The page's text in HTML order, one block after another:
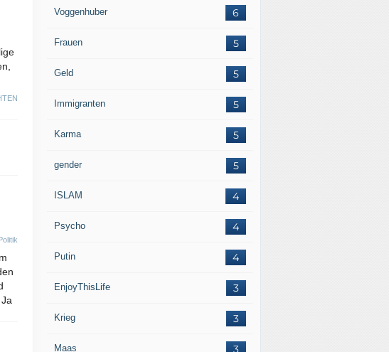
6
Voggenhuber
5
Frauen
5
Geld
5
Immigranten
5
Karma
5
gender
4
ISLAM
4
Psycho
4
Putin
3
EnjoyThisLife
3
Krieg
3
Maas